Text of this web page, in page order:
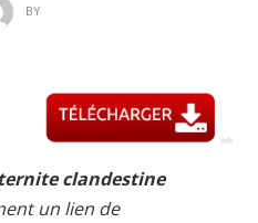
BY
clandestine
un lien de